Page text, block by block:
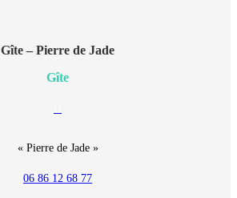
Gîte – Pierre de Jade
Gîte
« Pierre de Jade »
06 86 12 68 77